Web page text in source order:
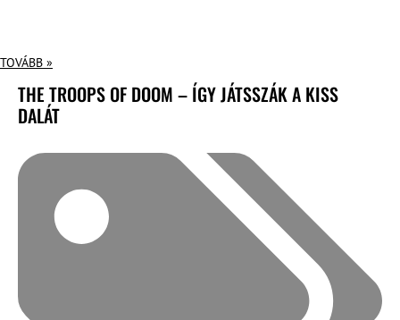
TOVÁBB »
THE TROOPS OF DOOM – ÍGY JÁTSSZÁK A KISS
DALÁT